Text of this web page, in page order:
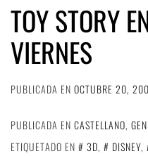
TOY STORY
VIERNES
PUBLICADA EN OCTUBRE 20,
PUBLICADA EN CASTELLANO,
ETIQUETADO EN
3D, DISNEY,